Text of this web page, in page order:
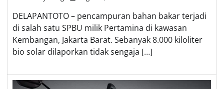
DELAPANTOTO – pencampuran bahan bakar terjadi
di salah satu SPBU milik Pertamina di kawasan
Kembangan, Jakarta Barat. Sebanyak 8.000 kiloliter
bio solar dilaporkan tidak sengaja […]